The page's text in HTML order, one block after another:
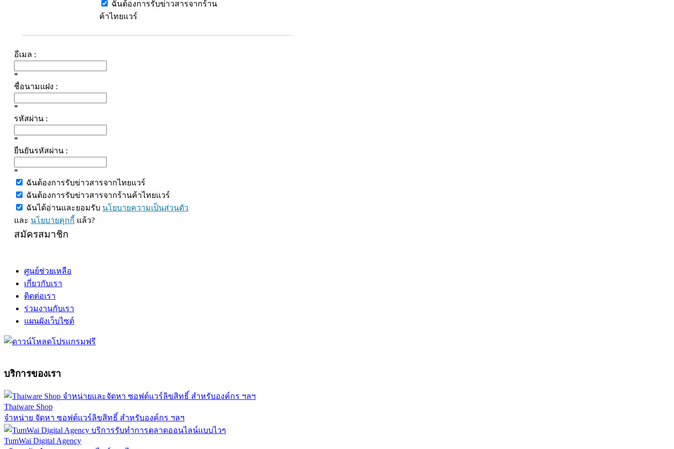
ฉันต้องการรับข่าวสารจากร้าน
ค้าไทยแวร์
อีเมล :
*
ชื่อนามแฝง :
*
รหัสผ่าน :
*
ยืนยันรหัสผ่าน :
*
ฉันต้องการรับข่าวสารจากไทยแวร์
ฉันต้องการรับข่าวสารจากร้านค้าไทยแวร์
ฉันได้อ่านและยอมรับ นโยบายความเป็นส่วนตัว
และ นโยบายคุกกี้ แล้ว?
สมัครสมาชิก
ศูนย์ช่วยเหลือ
เกี่ยวกับเรา
ติดต่อเรา
ร่วมงานกับเรา
แผนผังเว็บไซต์
บริการของเรา
Thaiware Shop
จำหน่าย จัดหา ซอฟต์แวร์ลิขสิทธิ์ สำหรับองค์กร ฯลฯ
TumWai Digital Agency